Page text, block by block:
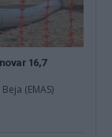
16,7
(EMAS)